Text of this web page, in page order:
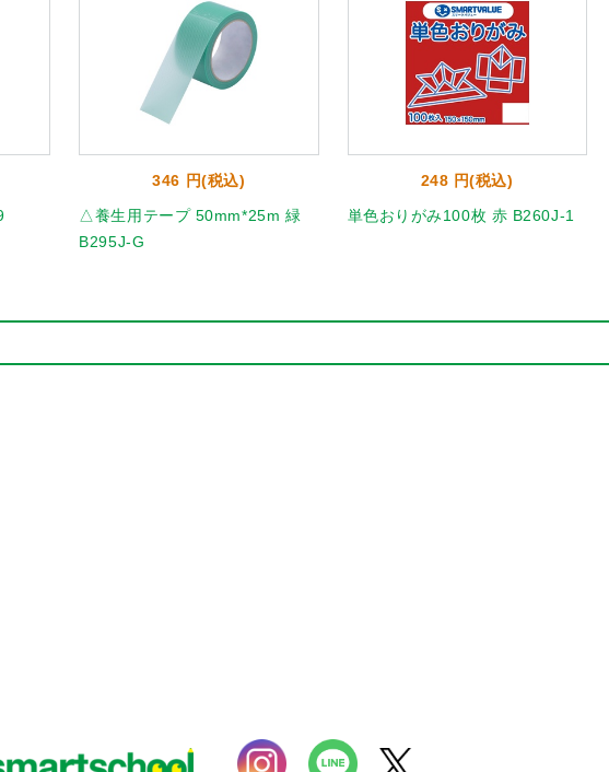
346 円(税込)
△養生用テープ 50mm*25m 緑
B295J-G
248 円(税込)
単色おりがみ100枚 赤 B260J-1